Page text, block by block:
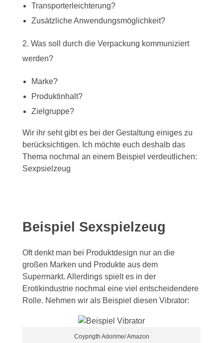
Transporterleichterung?
Zusätzliche Anwendungsmöglichkeit?
Was soll durch die Verpackung kommuniziert
werden?
Marke?
Produktinhalt?
Zielgruppe?
Wir ihr seht gibt es bei der Gestaltung einiges zu
berücksichtigen. Ich möchte euch deshalb das
Thema nochmal an einem Beispiel verdeutlichen:
Sexpsielzeug
Beispiel Sexspielzeug
Oft denkt man bei Produktdesign nur an die
großen Marken und Produkte aus dem
Supermarkt. Allerdings spielt es in der
Erotikindustrie nochmal eine viel entscheidendere
Rolle. Nehmen wir als Beispiel diesen Vibrator:
Coyprigth Adorime/ Amazon